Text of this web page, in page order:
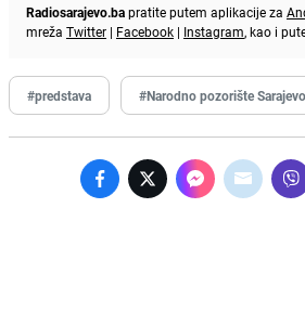
Radiosarajevo.bapratite putem aplikacije za
mreža Twitter | Facebook | Instagram, kao i
#predstava #Narodno pozorište Sarajevo